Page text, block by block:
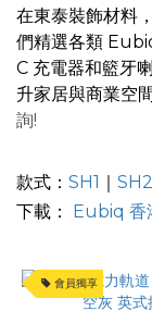
道
種
類
明
路
(4)
在東泰裝飾材料
們精選各類
C 充電器和籃牙
升家居與商業空
詢!
款式： SH1 ｜ SH2
下載： Eubiq 香
會員獨享